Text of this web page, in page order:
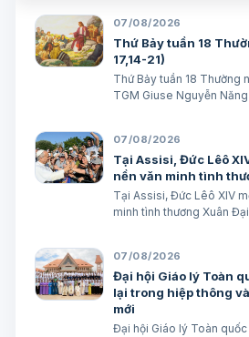
07/08/2026
Thứ Bảy tuần 18
17,14-21)
Thứ Bảy tuần 18 Thường
TGM Giuse Nguyễn
(Mt 17,16) BÀI ĐỌC I (năm
07/08/2026
Tại Assisi, Đức Lêô
nền văn minh tình
Tại Assisi, Đức Lêô XIV
minh tình thương Xuân
07/08/2026
Đại hội Giáo lý Toàn
lại trong hiệp thông
mới
Đại hội Giáo lý Toàn